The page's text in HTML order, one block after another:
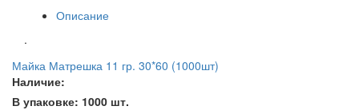
Описание
.
Майка Матрешка 11 гр. 30*60 (1000шт)
Наличие:
В упаковке: 1000 шт.